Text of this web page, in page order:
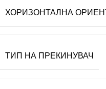
ХОРИЗОНТАЛНА
ТИП НА ПРЕКИНУВАЧ